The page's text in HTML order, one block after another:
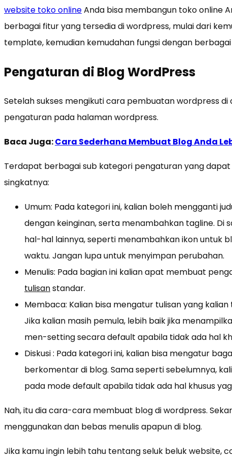
website toko onlineAnda bisa membangun toko online
berbagai fitur yang tersedia di wordpress, mulai dari
template, kemudian kemudahan fungsi dengan
Pengaturan di Blog WordPress
Setelah sukses mengikuti cara pembuatan wordpress
pengaturan pada halaman wordpress.
Baca Juga:Cara Sederhana Membuat Blog Anda
Terdapat berbagai sub kategori pengaturan yang dapat
singkatnya:
Umum: Pada kategori ini, kalian boleh mengganti
dengan keinginan, serta menambahkan tagline. Di
hal-hal lainnya, seperti menambahkan ikon untuk
waktu. Jangan lupa untuk menyimpan perubahan.
Menulis: Pada bagian ini kalian apat membuat
tulisanstandar.
Membaca: Kalian bisa mengatur tulisan yang
Jika kalian masih pemula, lebih baik jika
men-setting secara default apabila tidak ada hal
Diskusi : Pada kategori ini, kalian bisa mengatur
berkomentar di blog. Sama seperti sebelumnya,
pada mode default apabila tidak ada hal khusus
Nah, itu dia cara-cara membuat blog di wordpress.
menggunakan dan bebas menulis apapun di blog.
Jika kamu ingin lebih tahu tentang seluk beluk website,